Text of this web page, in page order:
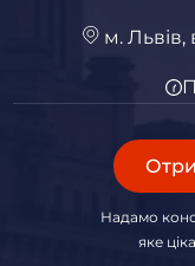
м. Львів,
Надамо
яке